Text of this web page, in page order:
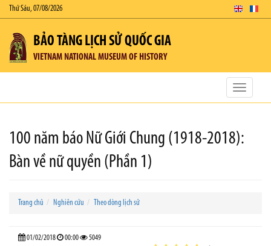
Thứ Sáu, 07/08/2026
BẢO TÀNG LỊCH SỬ QUỐC GIA
VIETNAM NATIONAL MUSEUM OF HISTORY
Toggle
100 năm báo Nữ Giới Chung (1918-2018):
Bàn về nữ quyền (Phần 1)
Trang chủ Nghiên cứu Theo dòng lịch sử
01/02/2018 00:00 5049